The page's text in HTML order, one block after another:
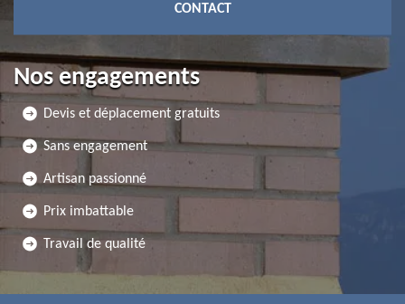
CONTACT
Nos engagements
Devis et déplacement gratuits
Sans engagement
Artisan passionné
Prix imbattable
Travail de qualité